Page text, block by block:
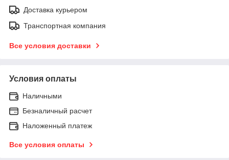
Доставка курьером
Транспортная компания
Все условия доставки
Условия оплаты
Наличными
Безналичный расчет
Наложенный платеж
Все условия оплаты